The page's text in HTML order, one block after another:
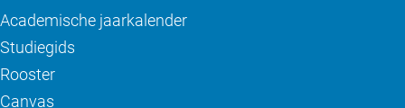
Academische jaarkalender
Studiegids
Rooster
Canvas